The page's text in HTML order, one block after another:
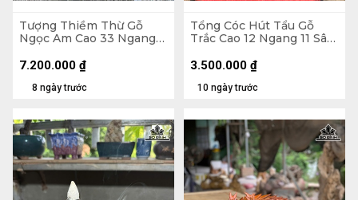
Tượng Thiềm Thừ Gỗ
Ngọc Am Cao 33 Ngang
8 ngày trước
7.200.000 ₫
Tổng Cóc Hút Tẩu Gỗ
Trắc Cao 12 Ngang 11 Sâu
10 ngày trước
3.500.000 ₫